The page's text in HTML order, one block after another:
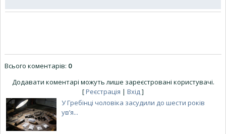
Всього коментарів: 0
Додавати коментарі можуть лише зареєстровані користувачі.
[Реєстрація | Вхід ]
У Гребінці чоловіка засудили до шести років
ув’я...